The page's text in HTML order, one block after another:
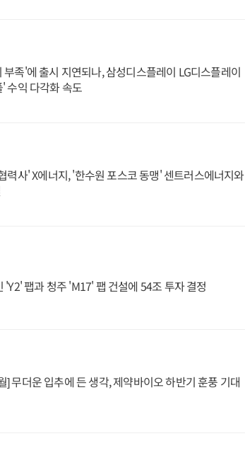
족'에 출시 지연되나, 삼성디스플레이 LG디스플레이
수익 다각화 속도
력사' X에너지, '한수원 포스코 동맹' 센트러스에너지와
'Y2' 팹과 청주 'M17' 팹 건설에 54조 투자 결정
] 무더운 입추에 든 생각, 제약바이오 하반기 훈풍 기대